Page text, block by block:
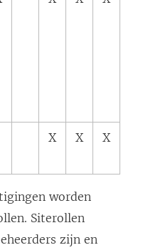
X X X
worden
Siterollen
zijn en